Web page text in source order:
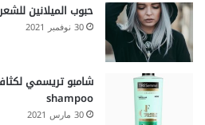
حبوب الميلانين
30 نوفمبر 2021
shampoo
30 مارس 2021